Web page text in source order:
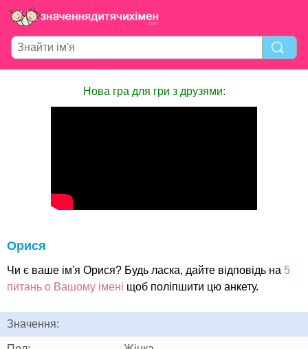
Нова гра для гри з друзями:
Орися
Чи є ваше ім'я Орися? Будь ласка, дайте відповідь на 5
питань о Вашому імені щоб поліпшити цю анкету.
Значення: